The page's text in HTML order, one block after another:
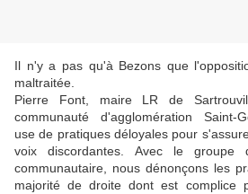
Il n'y a pas qu'à Bezons que
maltraitée.
Pierre Font, maire LR de
communauté d'agglomération Saint-
use de pratiques déloyales pour
voix discordantes. Avec le groupe
communautaire, nous dénonçons les
majorité de droite dont est complice